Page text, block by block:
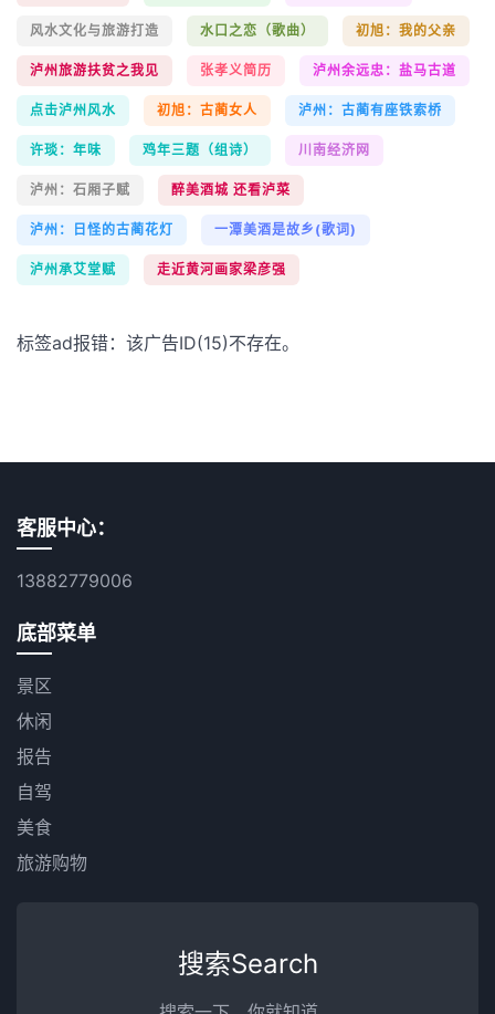
风水文化与旅游打造 水口之恋（歌曲） 初旭：我的父亲
泸州旅游扶贫之我见 张孝义简历 泸州余远忠：盐马古道
点击泸州风水 初旭：古蔺女人 泸州：古蔺有座铁索桥
许琰：年味 鸡年三题（组诗） 川南经济网
泸州：石厢子赋 醉美酒城 还看泸菜
泸州：日怪的古蔺花灯 一潭美酒是故乡(歌词)
泸州承艾堂赋 走近黄河画家梁彦强
标签ad报错：该广告ID(15)不存在。
客服中心：
13882779006
底部菜单
景区
休闲
报告
自驾
美食
旅游购物
搜索Search